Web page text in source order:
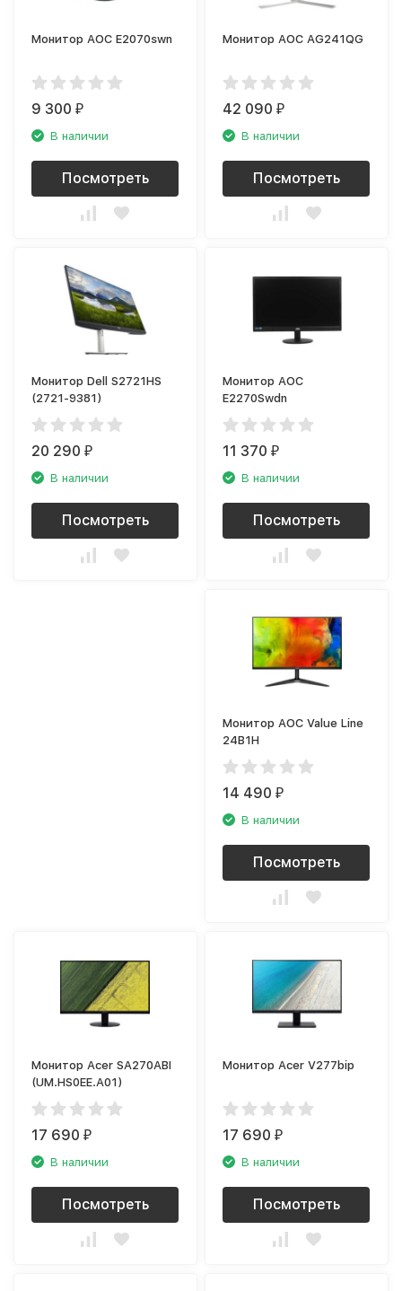
Монитор AOC E2070swn
9 300₽
В наличии
Посмотреть
Монитор AOC AG241QG
42 090₽
В наличии
Посмотреть
Монитор Dell S2721HS
(2721-9381)
20 290₽
В наличии
Посмотреть
Монитор AOC
E2270Swdn
11 370₽
В наличии
Посмотреть
Монитор AOC Value Line
24B1H
14 490₽
В наличии
Посмотреть
Монитор Acer SA270ABI
(UM.HS0EE.A01)
17 690₽
В наличии
Посмотреть
Монитор Acer V277bip
17 690₽
В наличии
Посмотреть